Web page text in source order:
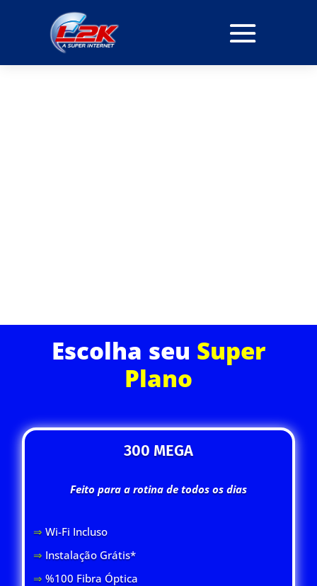
Escolha seu Super
Plano
300 MEGA
Feito para a rotina de todos os dias
⇒ Wi-Fi Incluso
⇒ Instalação Grátis*
⇒ %100 Fibra Óptica